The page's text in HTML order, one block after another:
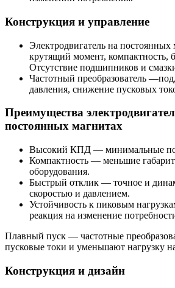
Конструкция и управление
Электродвигатель на
крутящий момент, компактность,
Отсутствие подшипников и
Частотный преобразователь
давления, снижение пусковых
Преимущества
постоянных магнитах
Высокий КПД — минимальные
Компактность — меньшие
оборудования.
Быстрый отклик — точное и
скоростью и давлением.
Устойчивость к пиковым
реакция на изменение
Плавный пуск — частотные
пусковые токи и уменьшают нагрузку
Конструкция и дизайн